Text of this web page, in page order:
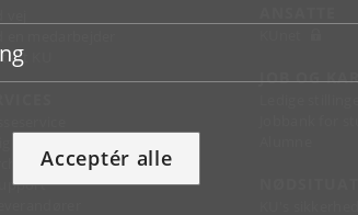
Acceptér alle
KU
JOB OG